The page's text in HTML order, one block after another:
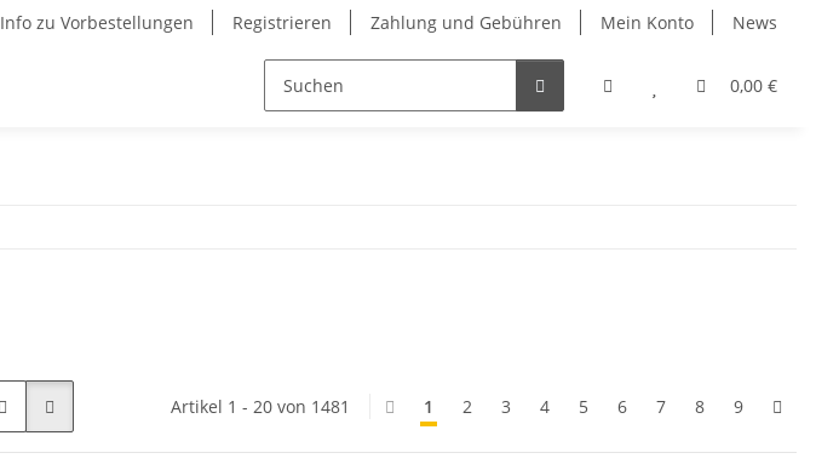
Info zu Vorbestellungen Registrieren Zahlung und Gebühren Mein Konto News
0,00 €
Artikel 1 - 20 von 1481 1 2 3 4 5 6 7 8 9